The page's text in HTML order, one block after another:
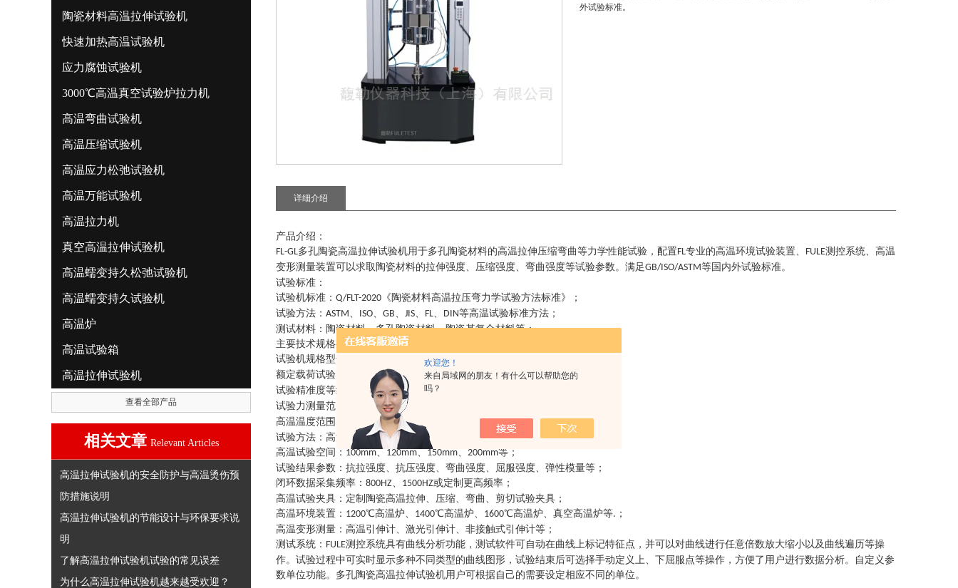
欢迎您！
来自局域网的朋友！有什么可以帮助您的
吗？
陶瓷材料高温拉伸试验机
快速加热高温试验机
应力腐蚀试验机
3000℃高温真空试验炉拉力机
高温弯曲试验机
高温压缩试验机
高温应力松弛试验机
高温万能试验机
高温拉力机
真空高温拉伸试验机
高温蠕变持久松弛试验机
高温蠕变持久试验机
高温炉
高温试验箱
高温拉伸试验机
查看全部产品
相关文章 Relevant Articles
高温拉伸试验机的安全防护与高温烫伤预
防措施说明
高温拉伸试验机的节能设计与环保要求说
明
了解高温拉伸试验机试验的常见误差
为什么高温拉伸试验机越来越受欢迎？
外试验标准。
详细介绍
产品介绍：
FL-GL多孔陶瓷高温拉伸试验机用于多孔陶瓷材料的高温拉伸压缩弯曲等力学性能试验 ， 配置FL专业的高温环境试验装置、 FULE测控系统、高温
变形测量装置可以求取陶瓷材料的拉伸强度、压缩强度、弯曲强度等试验参数。满足GB/ISO/ASTM等国内外试验标准。
试验标准：
试验机标准 ： Q/FLT-2020 《陶瓷材料高温拉压弯力学试验方法标准》
；
试验方法 ： ASTM、 ISO、 GB、 JIS、 FL、 DIN等高温试验标准方法 ；
测试材料 ： 陶瓷材料、多孔陶瓷材料、陶瓷基复合材料等；
主要技术规格参数：
试验机规格型号
FL4204GL、FL4304GL
额定载荷试验力
10KN、20KN 30KN 、50KN；
试验精准度等级
级/0.3级；
试验力测量范围
0.4%-100%FS
高温温度范围
度、1100 度、 1300 度、1400 度等可定制更高温度
试验方法 ： 高温拉伸试验、高温压缩试验、高温弯曲试验、高温剪切试验等
高温试验空间 ： 100mm、 120mm、150mm、 200mm等 ；
试验结果参数 ： 抗拉强度、抗压强度、弯曲强度、屈服强度、弹性模量等 ；
闭环数据采集频率 ： 800HZ、 1500HZ或定制更高频率 ；
高温试验夹具 ： 定制陶瓷高温拉伸、压缩、弯曲、剪切试验夹具 ；
高温环境装置 ： 1200℃高温炉、 1400℃高温炉、 1600℃高温炉、真空高温炉等. ；
高温变形测量 ： 高温引伸计、激光引伸计、非接触式引伸计等 ；
测试系统 ： FULE测控系统具有曲线分析功能，测试软件可自动在曲线上标记特征点，并可以对曲线进行任意倍数放大缩小以及曲线遍历等操
作。试验过程中可实时显示多种不同类型的曲线图形，试验结束后可选择手动定义上、下屈服点等操作，方便了用户进行数据分析。自定义参
数单位功能。 多孔陶瓷高温拉伸试验机用户可根据自己的需要设定相应不同的单位。